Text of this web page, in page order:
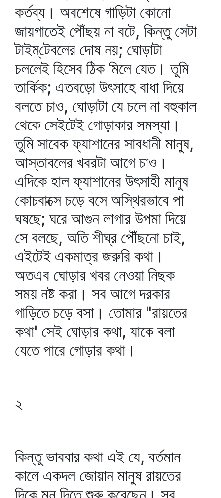
কর্তব্য। অবশেষে গাড়িটা কোনো
জায়গাতেই পৌঁছয় না বটে, কিন্তু সেটা
টাইম্‌টেবলের দোষ নয়; ঘোড়াটা
চললেই হিসেব ঠিক মিলে যেত। তুমি
তার্কিক; এতবড়ো উৎসাহে বাধা দিয়ে
বলতে চাও, ঘোড়াটা যে চলে না বহুকাল
থেকে সেইটেই গোড়াকার সমস্যা।
তুমি সাবেক ফ্যাশানের সাবধানী মানুষ,
আস্তাবলের খবরটা আগে চাও।
এদিকে হাল ফ্যাশানের উৎসাহী মানুষ
কোচবাক্সে চড়ে বসে অস্থিরভাবে পা
ঘষছে; ঘরে আগুন লাগার উপমা দিয়ে
সে বলছে, অতি শীঘ্র পৌঁছনো চাই,
এইটেই একমাত্র জরুরি কথা।
অতএব ঘোড়ার খবর নেওয়া নিছক
সময় নষ্ট করা। সব আগে দরকার
গাড়িতে চড়ে বসা। তোমার "রায়তের
কথা' সেই ঘোড়ার কথা, যাকে বলা
যেতে পারে গোড়ার কথা।
২
কিন্তু ভাববার কথা এই যে, বর্তমান
কালে একদল জোয়ান মানুষ রায়তের